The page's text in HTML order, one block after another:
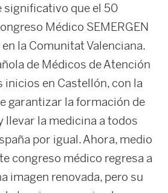
significativo que el 50
Médico SEMERGEN
la Comunitat Valenciana.
de Médicos de Atención
inicios en Castellón, con la
garantizar la formación de
llevar la medicina a todos
por igual. Ahora, medio
congreso médico regresa a
imagen renovada, pero su